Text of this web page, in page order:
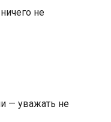
не
— уважать не